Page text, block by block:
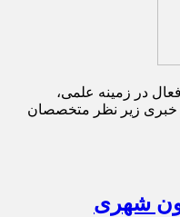
در زمینه علمی،
خبری زیر نظر متخصصان
شهری